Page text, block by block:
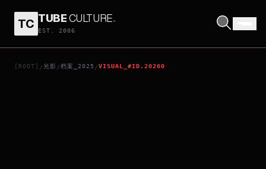
TC TUBECULTURE.
EST. 2006
[ROOT] /光影 /档案_2025 /VISUAL_#ID.20260
THE SHADOW'S EDGE